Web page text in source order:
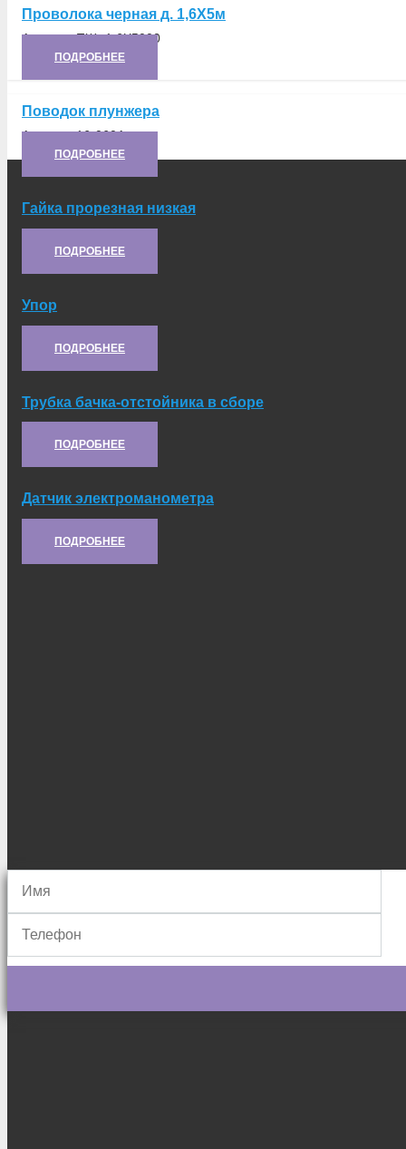
Проволока черная д. 1,6X5м
Артикул:ПЖ- 1,6X5000
ПОДРОБНЕЕ
Поводок плунжера
Артикул:16-060А
ПОДРОБНЕЕ
Гайка прорезная низкая
Артикул:ГПН-М8-П8
ПОДРОБНЕЕ
Упор
Артикул:Г107-3701004
ПОДРОБНЕЕ
Трубка бачка-отстойника в сборе
Артикул:21.03.062
ПОДРОБНЕЕ
Датчик электроманометра
Артикул:21.50.215
ПОДРОБНЕЕ